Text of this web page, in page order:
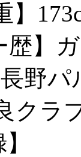
】
歴】
野
クラ